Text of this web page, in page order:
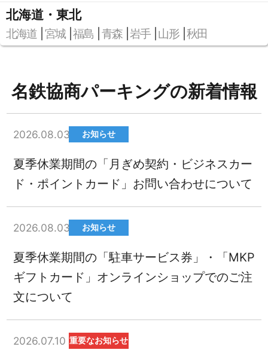
北海道・東北
北海道 宮城 福島 青森 岩手 山形 秋田
名鉄協商パーキングの新着情報
2026.08.03 お知らせ
夏季休業期間の「月ぎめ契約・ビジネスカー
ド・ポイントカード」お問い合わせについて
2026.08.03 お知らせ
夏季休業期間の「駐車サービス券」・「MKP
ギフトカード」オンラインショップでのご注
文について
2026.07.10 重要なお知らせ